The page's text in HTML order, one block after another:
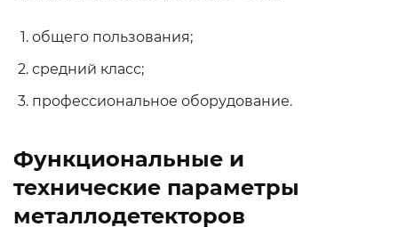
общего пользования;
средний класс;
профессиональное оборудование.
Функциональные и
технические параметры
металлодетекторов